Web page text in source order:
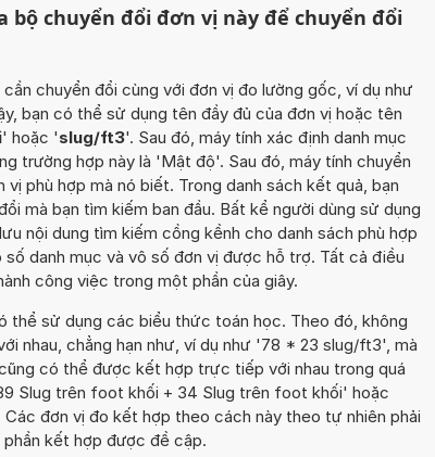
bộ chuyển đổi đơn vị này để chuyển đổi
chuyển đổi cùng với đơn vị đo lường gốc, ví dụ như
bạn có thể sử dụng tên đầy đủ của đơn vị hoặc tên
' hoặc 'slug/ft3'. Sau đó, máy tính xác định danh mục
trường hợp này là 'Mật độ'. Sau đó, máy tính chuyển
phù hợp mà nó biết. Trong danh sách kết quả, bạn
mà bạn tìm kiếm ban đầu. Bất kể người dùng sử dụng
nội dung tìm kiếm cồng kềnh cho danh sách phù hợp
danh mục và vô số đơn vị được hỗ trợ. Tất cả điều
công việc trong một phần của giây.
thể sử dụng các biểu thức toán học. Theo đó, không
nhau, chẳng hạn như, ví dụ như '78 * 23 slug/ft3', mà
có thể được kết hợp trực tiếp với nhau trong quá
Slug trên foot khối + 34 Slug trên foot khối' hoặc
đơn vị đo kết hợp theo cách này theo tự nhiên phải
kết hợp được đề cập.